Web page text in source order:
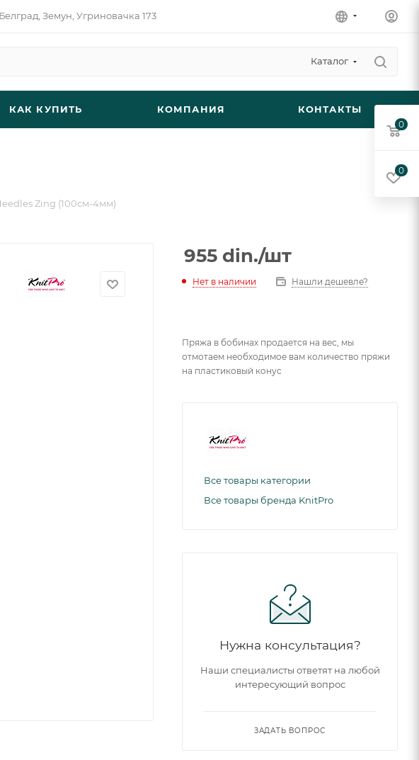
Земун, Угриновачка 173
Каталог
КАК КУПИТЬ КОМПАНИЯ КОНТАКТЫ
Zing (100см-4мм)
955 din./шт
Нет в наличии Нашли дешевле?
Пряжа в бобинах продается на вес, мы
отмотаем необходимое вам количество пряжи
на пластиковый конус
Все товары категории
Все товары бренда KnitPro
Нужна консультация?
Наши специалисты ответят на любой
интересующий вопрос
ЗАДАТЬ ВОПРОС
0
0